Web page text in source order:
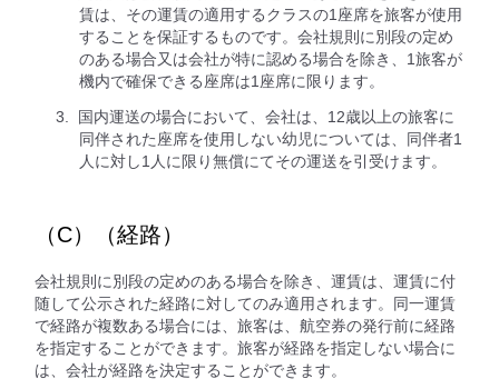
賃は、その運賃の適用するクラスの1座席を旅客が使用
することを保証するものです。会社規則に別段の定め
のある場合又は会社が特に認める場合を除き、1旅客が
機内で確保できる座席は1座席に限ります。
国内運送の場合において、会社は、12歳以上の旅客に
同伴された座席を使用しない幼児については、同伴者1
人に対し1人に限り無償にてその運送を引受けます。
（C）（経路）
会社規則に別段の定めのある場合を除き、運賃は、運賃に付
随して公示された経路に対してのみ適用されます。同一運賃
で経路が複数ある場合には、旅客は、航空券の発行前に経路
を指定することができます。旅客が経路を指定しない場合に
は、会社が経路を決定することができます。